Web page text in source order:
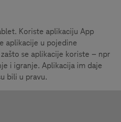
Koriste aplikaciju App
aplikacije u pojedine
se aplikacije koriste – npr
i igranje. Aplikacija im daje
bili u pravu.